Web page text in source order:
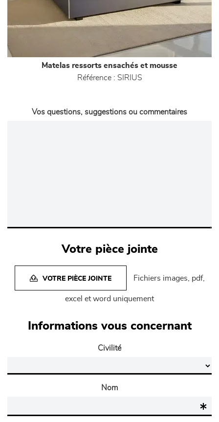
Matelas ressorts ensachés et mousse
Référence : SIRIUS
Vos questions, suggestions ou commentaires
Votre pièce jointe
VOTRE PIÈCE JOINTE Fichiers images, pdf,
excel et word uniquement
Informations vous concernant
Civilité
Nom